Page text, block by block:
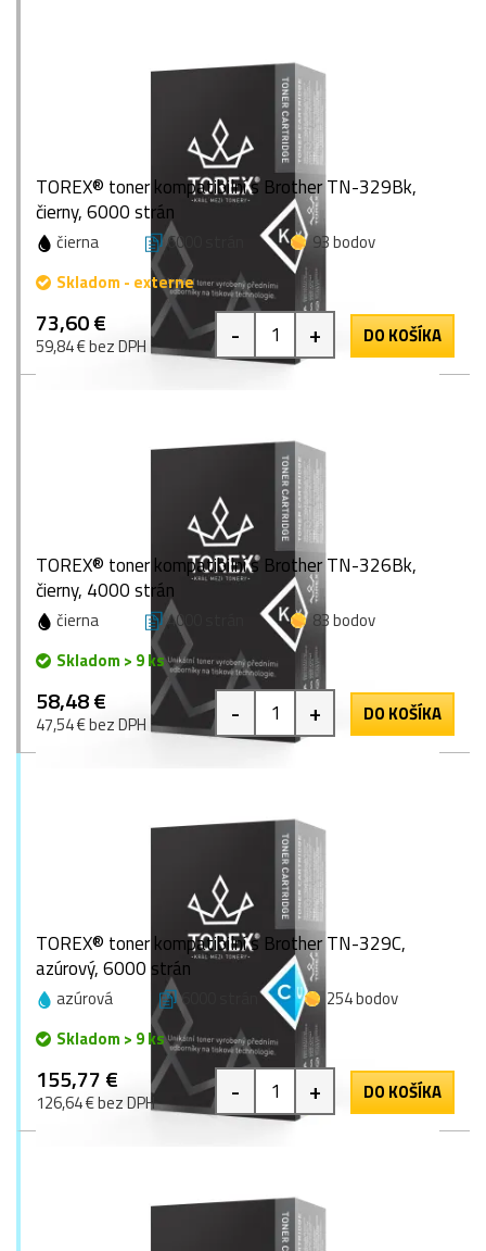
TOREX® toner kompatibilní s Brother TN-329Bk,
čierny, 6000 strán
čierna 6000 strán
93 bodov
Skladom - externe
73,60 €
59,84 € bez DPH - + DO KOŠÍKA
TOREX® toner kompatibilní s Brother TN-326Bk,
čierny, 4000 strán
čierna 4000 strán
83 bodov
Skladom > 9 ks
58,48 €
47,54 € bez DPH - + DO KOŠÍKA
TOREX® toner kompatibilní s Brother TN-329C,
azúrový, 6000 strán
azúrová 6000 strán
254 bodov
Skladom > 9 ks
155,77 €
126,64 € bez DPH - + DO KOŠÍKA